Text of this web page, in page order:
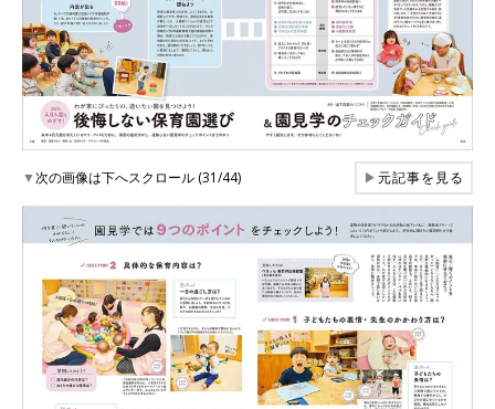
▼次の画像は下へスクロール (31/44) ▶元記事を見る